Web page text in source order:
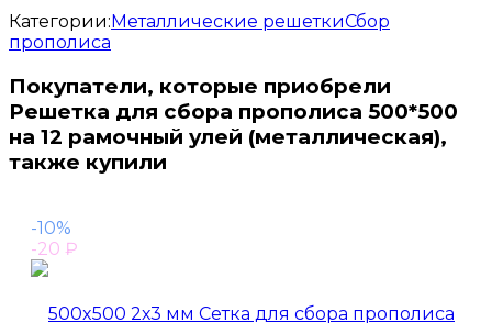
Категории: Металлические решеткиСбор
прополиса
Покупатели, которые приобрели
Решетка для сбора прополиса 500*500
на 12 рамочный улей (металлическая),
также купили
-10%
-20 ₽